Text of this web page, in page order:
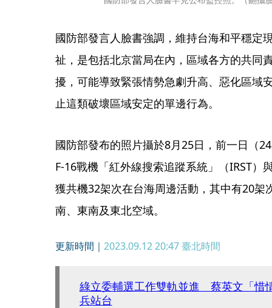
國防部發言人臉書強調，維持台海和平穩定
祉，是包括北京當局在內，區域各方的共同
擾，可能導致緊張情勢急劇升高、惡化區域
止這類破壞區域安定的單邊行為。
國防部發布的照片攝於8月25日，前一日（
F-16戰機「紅外線搜索追蹤系統」（IRST）
獲共機32架次在台海周邊活動，其中有20架
南、東南及東北空域。
更新時間｜ 2023.09.12 20:47臺北時間
綠立委輔選工作雙軌並進 蔡英文「惜
兵站台